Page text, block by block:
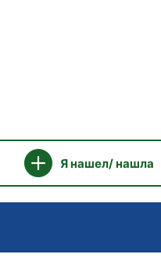
Я нашел/ нашла